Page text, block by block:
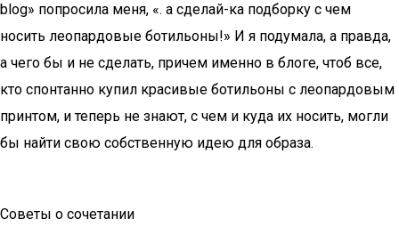
blog» попросила меня, «. а сделай-ка подборку с чем
носить леопардовые ботильоны!» И я подумала, а правда,
а чего бы и не сделать, причем именно в блоге, чтоб все,
кто спонтанно купил красивые ботильоны с леопардовым
принтом, и теперь не знают, с чем и куда их носить, могли
бы найти свою собственную идею для образа.
Советы о сочетании